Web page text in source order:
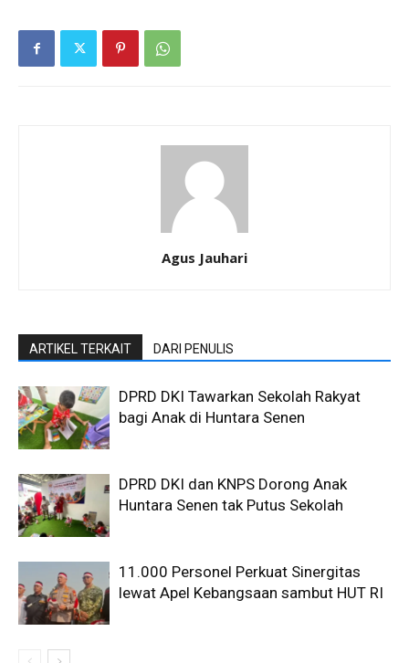
Agus Jauhari
ARTIKEL TERKAIT DARI PENULIS
DPRD DKI Tawarkan Sekolah Rakyat
bagi Anak di Huntara Senen
DPRD DKI dan KNPS Dorong Anak
Huntara Senen tak Putus Sekolah
11.000 Personel Perkuat Sinergitas
lewat Apel Kebangsaan sambut HUT RI